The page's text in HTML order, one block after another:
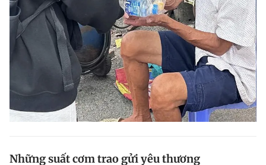
Những suất cơm trao gửi yêu thương